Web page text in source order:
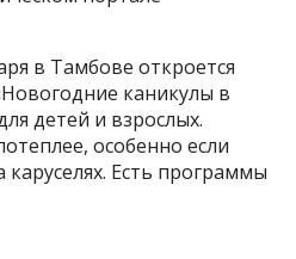
в Тамбове откроется
каникулы в
детей и взрослых.
особенно если
каруселях. Есть программы